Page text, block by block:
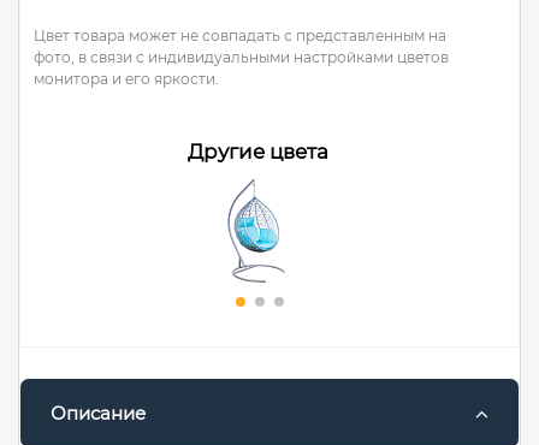
Цвет товара может не совпадать с представленным на
фото, в связи с индивидуальными настройками цветов
монитора и его яркости.
Другие цвета
Описание